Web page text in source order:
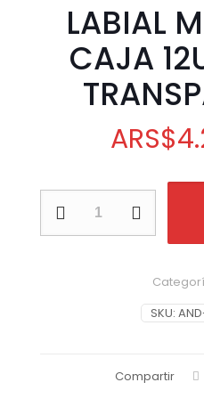
LABIAL
CAJA
ARS$
MAGICO
X
SKU:
Compartir